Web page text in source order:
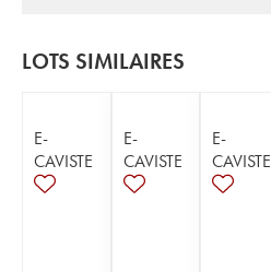
LOTS SIMILAIRES
E-
CAVISTE
E-
CAVISTE
E-
CAVISTE